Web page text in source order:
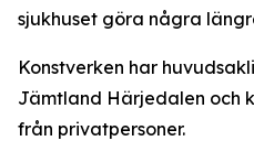
sjukhuset göra några
Konstverken har
Jämtland Härjedalen och
från privatpersoner.